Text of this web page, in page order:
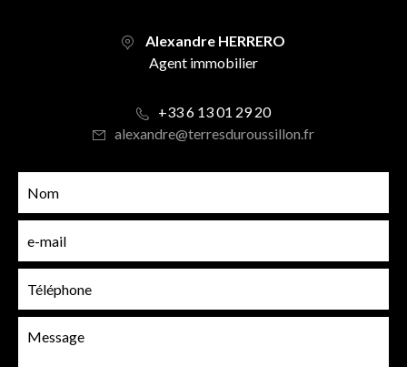
Alexandre HERRERO
Agent immobilier
+33 6 13 01 29 20
alexandre@terresduroussillon.fr